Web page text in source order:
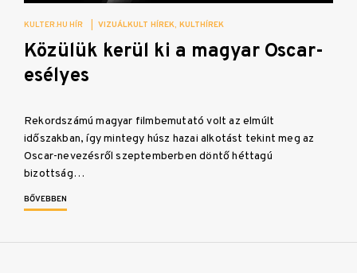
KULTER.HU HÍR VIZUÁLKULT HÍREK KULTHÍREK
Közülük kerül ki a magyar Oscar-
esélyes
Rekordszámú magyar filmbemutató volt az elmúlt
időszakban, így mintegy húsz hazai alkotást tekint meg az
Oscar-nevezésről szeptemberben döntő héttagú
bizottság…
BŐVEBBEN